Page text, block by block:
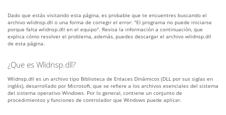
Dado que estás visitando esta página, es probable que te encuentres buscando el
archivo wlidnsp.dll o una forma de corregir el error: "El programa no puede iniciarse
porque falta wlidnsp.dll en el equipo". Revisa la información a continuación, que
explica cómo resolver el problema, además, puedes descargar el archivo wlidnsp.dll
de esta página.
¿Que es Wlidnsp.dll?
Wlidnsp.dll es un archivo tipo Biblioteca de Enlaces Dinámicos (DLL por sus siglas en
inglés), desarrollado por Microsoft, que se refiere a los archivos esenciales del sistema
del sistema operativo Windows. Por lo general, contiene un conjunto de
procedimientos y funciones de controlador que Windows puede aplicar.